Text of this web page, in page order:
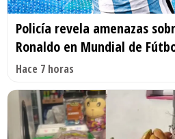
Policía revela amenazas
Ronaldo en Mundial de
Hace 7 horas